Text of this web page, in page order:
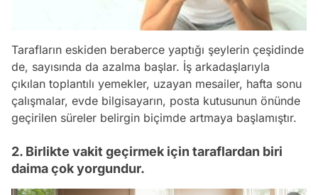
Tarafların eskiden beraberce yaptığı şeylerin çeşidinde
de, sayısında da azalma başlar. İş arkadaşlarıyla
çıkılan toplantılı yemekler, uzayan mesailer, hafta sonu
çalışmalar, evde bilgisayarın, posta kutusunun önünde
geçirilen süreler belirgin biçimde artmaya başlamıştır.
2. Birlikte vakit geçirmek için taraflardan biri
daima çok yorgundur.